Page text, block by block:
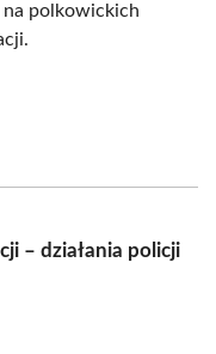
na polkowickich
– działania policji